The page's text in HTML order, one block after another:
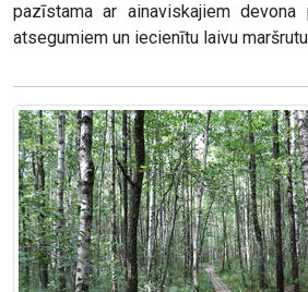
pazīstama ar ainaviskajiem devona
atsegumiem un iecienītu laivu